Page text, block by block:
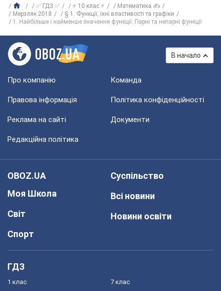
✅ ГДЗ ✅ ⚡ 10 клас ⚡
Математика ✍
Мерзляк 2018
§ 1. Функції, їхні властивості та графіки
1. Найбільше і найменше значення функції. Парні та непарні функції
В начало
Про компанію Команда
Правова інформація Політика конфіденційності
Реклама на сайті Документи
Редакційна політика
OBOZ.UA
Моя Школа
Світ
Спорт
Суспільство
Всі новини
Новини освіти
ГДЗ
1 клас 7 клас